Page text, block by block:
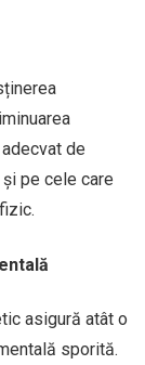
de
pe cele care
asigură atât o
sporită.